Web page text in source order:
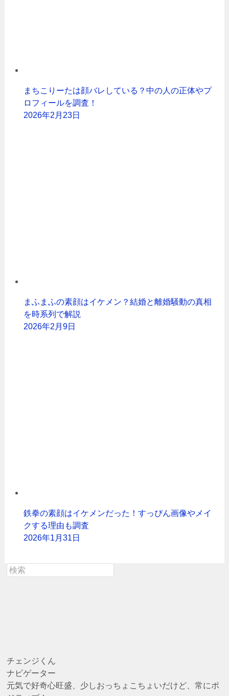
まちこりーたは顔バレしている？中の人の正体やプ
ロフィールを調査！
2026年2月23日
まふまふの素顔はイケメン？結婚と離婚騒動の真相
を時系列で解説
2026年2月9日
鉄拳の素顔はイケメンだった！すっぴん画像やメイ
クする理由も調査
2026年1月31日
チェンジくん
ナビゲーター
元気で好奇心旺盛、少しおっちょこちょいだけど、常にポ